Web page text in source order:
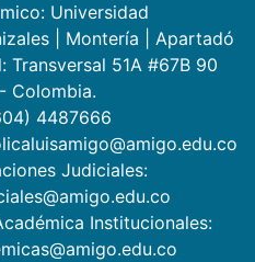
Universidad
Montería
Apartadó
Transversal 51A #67B 90
Colombia.
4487666
Judiciales:
Institucionales: